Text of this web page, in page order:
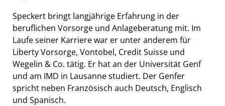
Speckert bringt langjährige Erfahrung in der
beruflichen Vorsorge und Anlageberatung mit. Im
Laufe seiner Karriere war er unter anderem für
Liberty Vorsorge, Vontobel, Credit Suisse und
Wegelin & Co. tätig. Er hat an der Universität Genf
und am IMD in Lausanne studiert. Der Genfer
spricht neben Französisch auch Deutsch, Englisch
und Spanisch.